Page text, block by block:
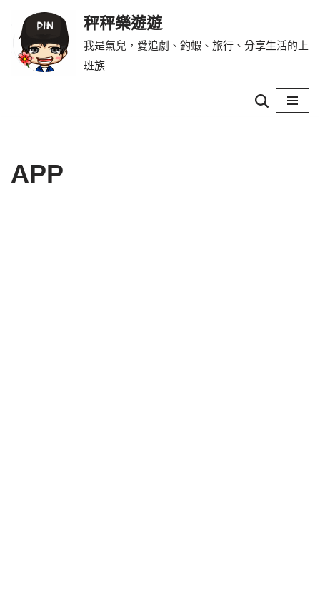
Skip
to
秤秤樂遊遊
我是氣兒，愛追劇、釣蝦、旅行、分享生活的上
班族
APP